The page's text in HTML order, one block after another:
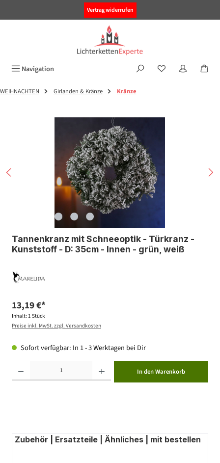
Vertrag widerrufen
Navigation
WEIHNACHTEN Girlanden & Kränze Kränze
Tannenkranz mit Schneeoptik - Türkranz -
Kunststoff - D: 35cm - Innen - grün, weiß
13,19 €*
Inhalt: 1 Stück
Preise inkl. MwSt. zzgl. Versandkosten
Sofort verfügbar: In 1 - 3 Werktagen bei Dir
In den Warenkorb
Zubehör | Ersatzteile | Ähnliches | mit bestellen